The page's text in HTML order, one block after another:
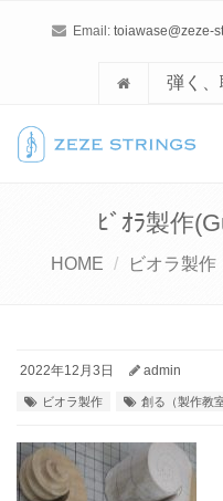
Email: toiawase@zeze-
弾く
ﾋﾞｵﾗ製作
HOME ビオラ製作
2022年12月3日 admin
ビオラ製作 創る（製作教室